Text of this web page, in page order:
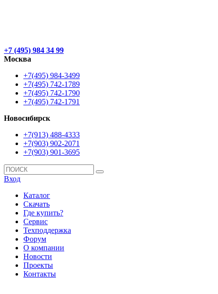
+7 (495) 984 34 99
Москва
+7(495) 984-3499
+7(495) 742-1789
+7(495) 742-1790
+7(495) 742-1791
Новосибирск
+7(913) 488-4333
+7(903) 902-2071
+7(903) 901-3695
Вход
Каталог
Скачать
Где купить?
Сервис
Техподдержка
Форум
О компании
Новости
Проекты
Контакты